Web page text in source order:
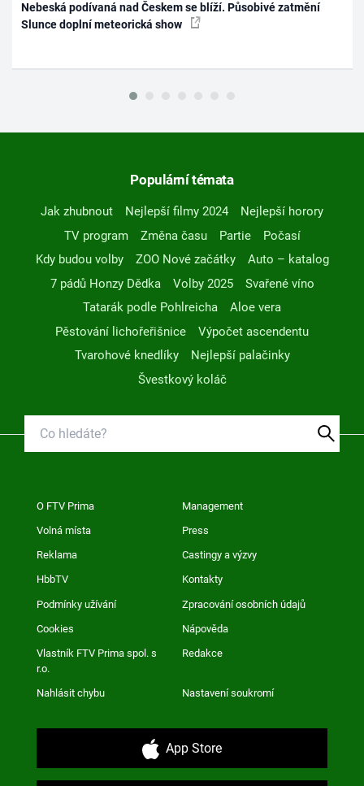
Nebeská podívaná nad Českem se blíží. Působivé zatmění
Slunce doplní meteorická show
Populární témata
Jak zhubnout Nejlepší filmy 2024
Nejlepší horory
TV program
Změna času Partie
Počasí
Kdy budou volby
ZOO Nové začátky
Auto – katalog
7 pádů Honzy Dědka
Volby 2025
Svařené víno
Tatarák podle Pohlreicha
Aloe vera
Pěstování lichořeřišnice
Výpočet ascendentu
Tvarohové knedlíky
Nejlepší palačinky
Švestkový koláč
O FTV Prima Management
Volná místa Press
Reklama Castingy a výzvy
HbbTV Kontakty
Podmínky užívání Zpracování osobních údajů
Cookies Nápověda
Vlastník FTV Prima spol. s
r.o.
Redakce
Nahlásit chybu Nastavení soukromí
App Store